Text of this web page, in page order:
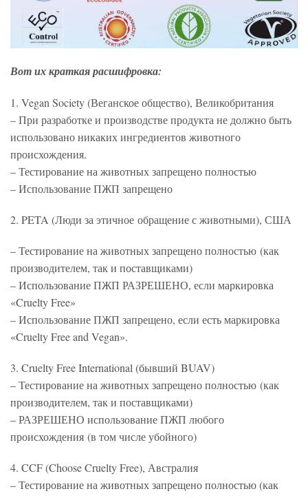
Вот их краткая расшифровка:
1. Vegan Society (Веганское общество), Великобритания
– При разработке и производстве продукта не должно быть
использовано никаких ингредиентов животного
происхождения.
– Тестирование на животных запрещено полностью
– Использование ПЖП запрещено
2. PETA (Люди за этичное обращение с животными), США
– Тестирование на животных запрещено полностью (как
производителем, так и поставщиками)
– Использование ПЖП РАЗРЕШЕНО, если маркировка
«Cruelty Free»
– Использование ПЖП запрещено, если есть маркировка
«Cruelty Free and Vegan».
3. Cruelty Free International (бывший BUAV)
– Тестирование на животных запрещено полностью (как
производителем, так и поставщиками)
– РАЗРЕШЕНО использование ПЖП любого
происхождения (в том числе убойного)
4. CCF (Choose Cruelty Free), Австралия
– Тестирование на животных запрещено полностью (как